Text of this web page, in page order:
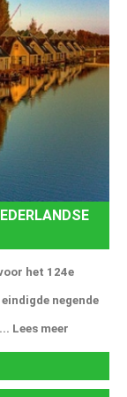
het 124e
negende
Lees meer